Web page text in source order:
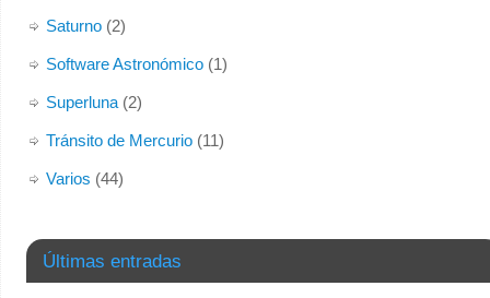
Saturno(2)
Software Astronómico(1)
Superluna(2)
Tránsito de Mercurio(11)
Varios (44)
Últimas entradas